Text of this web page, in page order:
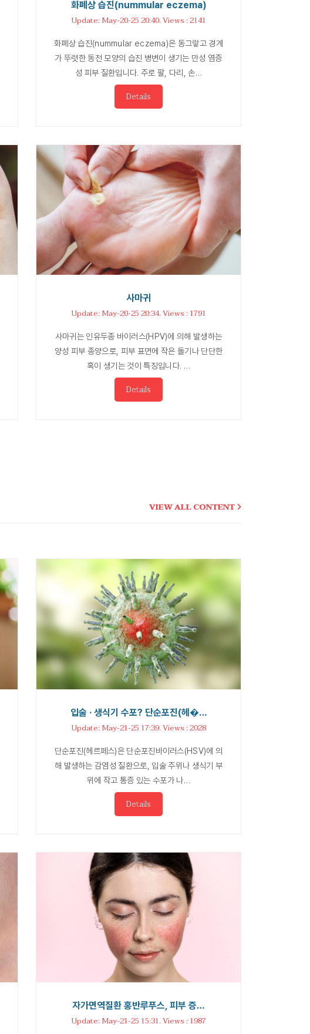
화폐상 습진(nummular eczema)
Update: May-20-25 20:40. Views : 2141
화폐상 습진(nummular eczema)은 동그랗고 경계
가 뚜렷한 동전 모양의 습진 병변이 생기는 만성 염증
성 피부 질환입니다. 주로 팔, 다리, 손…
Details
사마귀
Update: May-20-25 20:34. Views : 1791
사마귀는 인유두종 바이러스(HPV)에 의해 발생하는
양성 피부 종양으로, 피부 표면에 작은 돌기나 단단한
혹이 생기는 것이 특징입니다. …
Details
VIEW ALL CONTENT
입술 · 생식기 수포? 단순포진(헤�…
Update: May-21-25 17:39. Views : 2028
단순포진(헤르페스)은 단순포진바이러스(HSV)에 의
해 발생하는 감염성 질환으로, 입술 주위나 생식기 부
위에 작고 통증 있는 수포가 나…
Details
자가면역질환 홍반루푸스, 피부 증…
Update: May-21-25 15:31. Views : 1987